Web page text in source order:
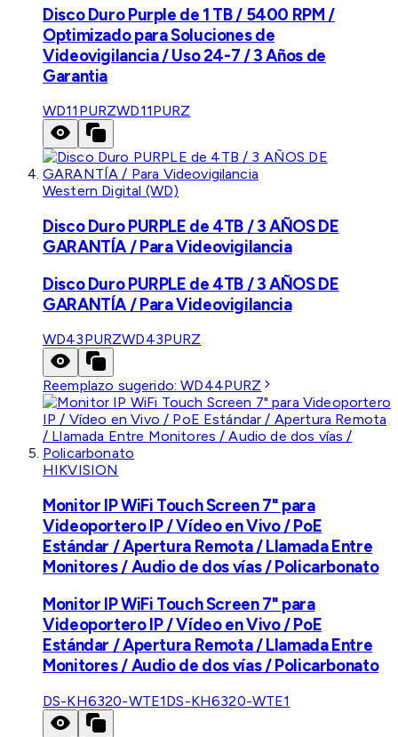
Disco Duro Purple de 1 TB / 5400 RPM /
Optimizado para Soluciones de
Videovigilancia / Uso 24-7 / 3 Años de
Garantia
WD11PURZWD11PURZ
Western Digital (WD)
Disco Duro PURPLE de 4TB / 3 AÑOS DE
GARANTÍA / Para Videovigilancia
Disco Duro PURPLE de 4TB / 3 AÑOS DE
GARANTÍA / Para Videovigilancia
WD43PURZWD43PURZ
Reemplazo sugerido:WD44PURZ
HIKVISION
Monitor IP WiFi Touch Screen 7" para
Videoportero IP / Vídeo en Vivo / PoE
Estándar / Apertura Remota / Llamada Entre
Monitores / Audio de dos vías / Policarbonato
Monitor IP WiFi Touch Screen 7" para
Videoportero IP / Vídeo en Vivo / PoE
Estándar / Apertura Remota / Llamada Entre
Monitores / Audio de dos vías / Policarbonato
DS-KH6320-WTE1DS-KH6320-WTE1